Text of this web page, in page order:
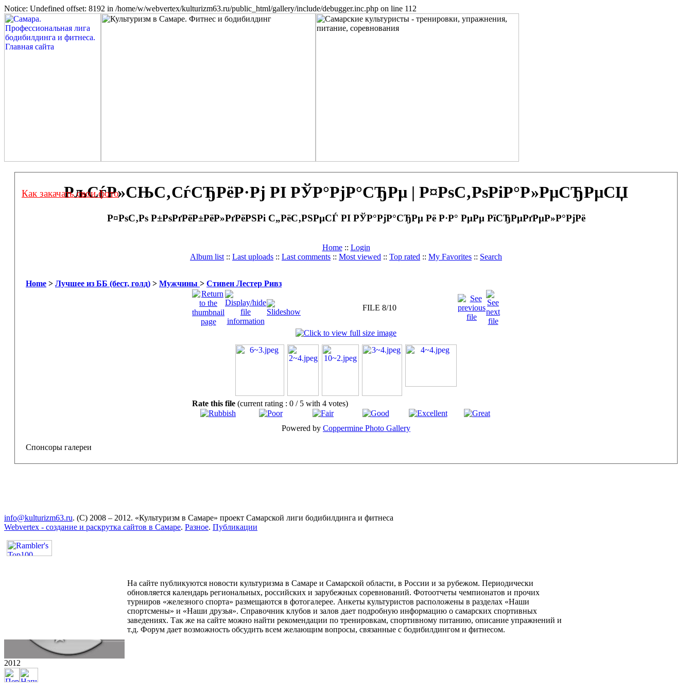
Notice: Undefined offset: 8192 in /home/w/webvertex/kulturizm63.ru/public_html/gallery/include/debugger.inc.php on line 112
РљСѓР»СЊС‚СѓСЂРёР·Рј РІ РЎР°РјР°СЂРµ | Р¤РѕС‚РѕРіР°Р»РµСЂРµСЏ
Р¤РѕС‚Рѕ Р±РѕРґРёР±РёР»РґРёРЅРі С„РёС‚РЅРµСЃ РІ РЎР°РјР°СЂРµ Рё Р·Р° РµРµ РїСЂРµРґРµР»Р°РјРё
Home:: Login
Album list :: Last uploads :: Last comments :: Most viewed :: Top rated :: My Favorites :: Search
Home > Лучшее из ББ (бест, голд) > Мужчины > Стивен Лестер Ривз
FILE 8/10
Rate this file (current rating : 0 / 5 with 4 votes)
Powered by Coppermine Photo Gallery
Спонсоры галереи
info@kulturizm63.ru. (C) 2008 – 2012. «Культуризм в Самаре» проект Самарской лиги бодибилдинга и фитнеса
Webvertex - создание и раскрутка сайтов в Самаре. Разное. Публикации
На сайте публикуются новости культуризма в Самаре и Самарской области, в России и за рубежом. Периодически
обновляется календарь региональных, российских и зарубежных соревнований. Фотоотчеты чемпионатов и прочих
турниров «железного спорта» размещаются в фотогалерее. Анкеты культуристов расположены в разделах «Наши
спортсмены» и «Наши друзья». Справочник клубов и залов дает подробную информацию о самарских спортивных
заведениях. Так же на сайте можно найти рекомендации по тренировкам, спортивному питанию, описание упражнений и
т.д. Форум дает возможность обсудить всем желающим вопросы, связанные с бодибилдингом и фитнесом.
2012
Как закачать свои фото